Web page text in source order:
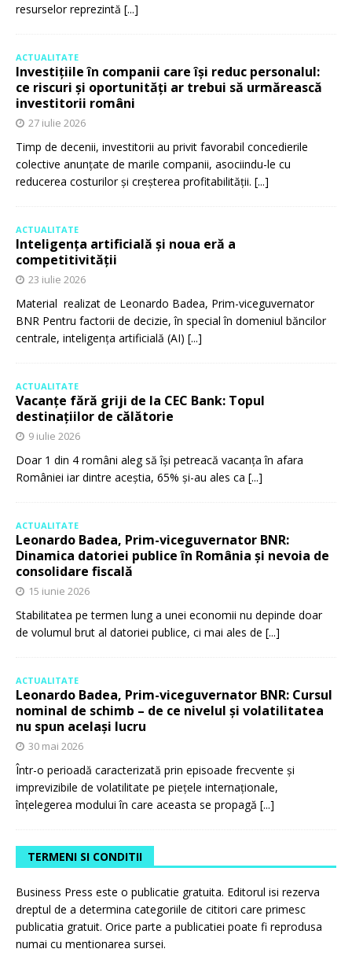
resurselor reprezintă [...]
ACTUALITATE
Investițiile în companii care își reduc personalul:
ce riscuri și oportunități ar trebui să urmărească
investitorii români
27 iulie 2026
Timp de decenii, investitorii au privit favorabil concedierile
colective anunțate de marile companii, asociindu-le cu
reducerea costurilor și creșterea profitabilității. [...]
ACTUALITATE
Inteligența artificială și noua eră a
competitivității
23 iulie 2026
Material realizat de Leonardo Badea, Prim-viceguvernator
BNR Pentru factorii de decizie, în special în domeniul băncilor
centrale, inteligența artificială (AI) [...]
ACTUALITATE
Vacanțe fără griji de la CEC Bank: Topul
destinațiilor de călătorie
9 iulie 2026
Doar 1 din 4 români aleg să își petreacă vacanța în afara
României iar dintre aceștia, 65% și-au ales ca [...]
ACTUALITATE
Leonardo Badea, Prim-viceguvernator BNR:
Dinamica datoriei publice în România și nevoia de
consolidare fiscală
15 iunie 2026
Stabilitatea pe termen lung a unei economii nu depinde doar
de volumul brut al datoriei publice, ci mai ales de [...]
ACTUALITATE
Leonardo Badea, Prim-viceguvernator BNR: Cursul
nominal de schimb – de ce nivelul și volatilitatea
nu spun același lucru
30 mai 2026
Într-o perioadă caracterizată prin episoade frecvente și
imprevizibile de volatilitate pe piețele internaționale,
înțelegerea modului în care aceasta se propagă [...]
TERMENI SI CONDITII
Business Press este o publicatie gratuita. Editorul isi rezerva
dreptul de a determina categoriile de cititori care primesc
publicatia gratuit. Orice parte a publicatiei poate fi reprodusa
numai cu mentionarea sursei.